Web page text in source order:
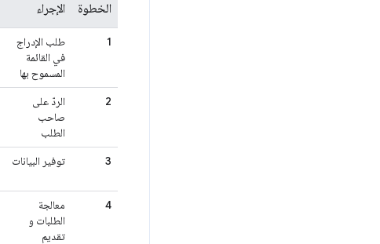
الخطوة الإجراء
1
طلب الإدراج
في القائمة
المسموح بها
2
الردّ على
صاحب
الطلب
3 توفير البيانات
4
معالجة
الطلبات و
تقديم